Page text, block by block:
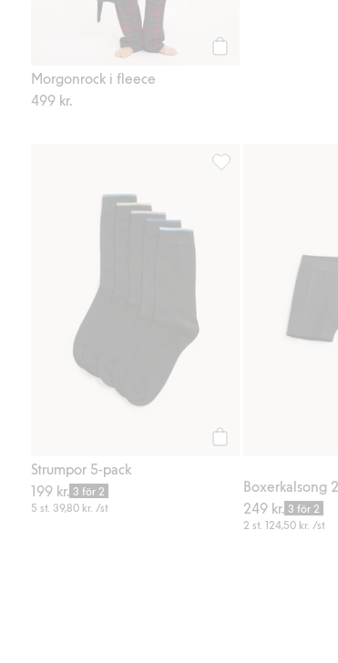
Morgonrock i fleece
499 kr.
Strumpor 5-pack
199 kr. 3 för 2
5 st. 39,80 kr. /st
Boxerkalsong
249 kr. 3 för 2
2 st. 124,50 kr. /st